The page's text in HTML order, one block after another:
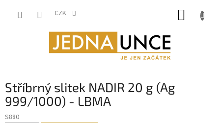
CZK
Stříbrný slitek NADIR 20 g (Ag
999/1000) - LBMA
S880